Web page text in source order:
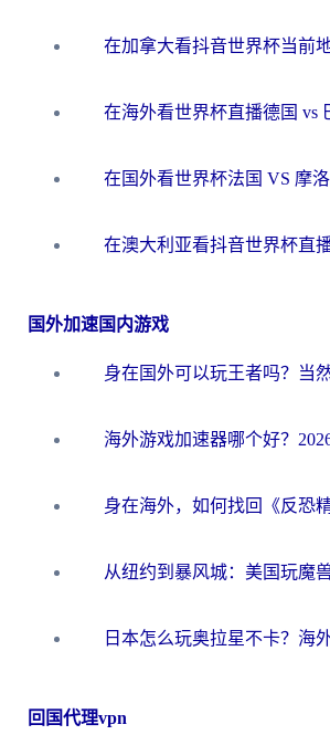
国外加速国内游戏
回国代理vpn